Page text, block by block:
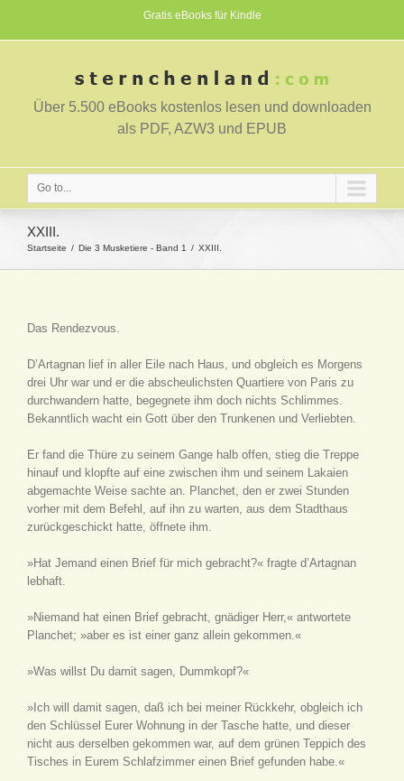
Gratis eBooks für Kindle
Über 5.500 eBooks kostenlos lesen und downloaden
als PDF, AZW3 und EPUB
Go to...
XXIII.
Startseite Die 3 Musketiere - Band 1 XXIII.
Das Rendezvous.
D’Artagnan lief in aller Eile nach Haus, und obgleich es Morgens
drei Uhr war und er die abscheulichsten Quartiere von Paris zu
durchwandern hatte, begegnete ihm doch nichts Schlimmes.
Bekanntlich wacht ein Gott über den Trunkenen und Verliebten.
Er fand die Thüre zu seinem Gange halb offen, stieg die Treppe
hinauf und klopfte auf eine zwischen ihm und seinem Lakaien
abgemachte Weise sachte an. Planchet, den er zwei Stunden
vorher mit dem Befehl, auf ihn zu warten, aus dem Stadthaus
zurückgeschickt hatte, öffnete ihm.
»Hat Jemand einen Brief für mich gebracht?« fragte d’Artagnan
lebhaft.
»Niemand hat einen Brief gebracht, gnädiger Herr,« antwortete
Planchet; »aber es ist einer ganz allein gekommen.«
»Was willst Du damit sagen, Dummkopf?«
»Ich will damit sagen, daß ich bei meiner Rückkehr, obgleich ich
den Schlüssel Eurer Wohnung in der Tasche hatte, und dieser
nicht aus derselben gekommen war, auf dem grünen Teppich des
Tisches in Eurem Schlafzimmer einen Brief gefunden habe.«